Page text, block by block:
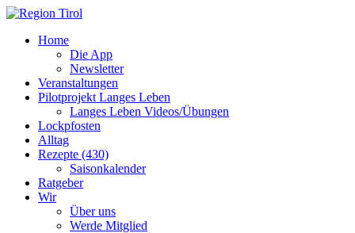
Home
Die App
Newsletter
Veranstaltungen
Pilotprojekt Langes Leben
Langes Leben Videos/Übungen
Lockpfosten
Alltag
Rezepte (430)
Saisonkalender
Ratgeber
Wir
Über uns
Werde Mitglied